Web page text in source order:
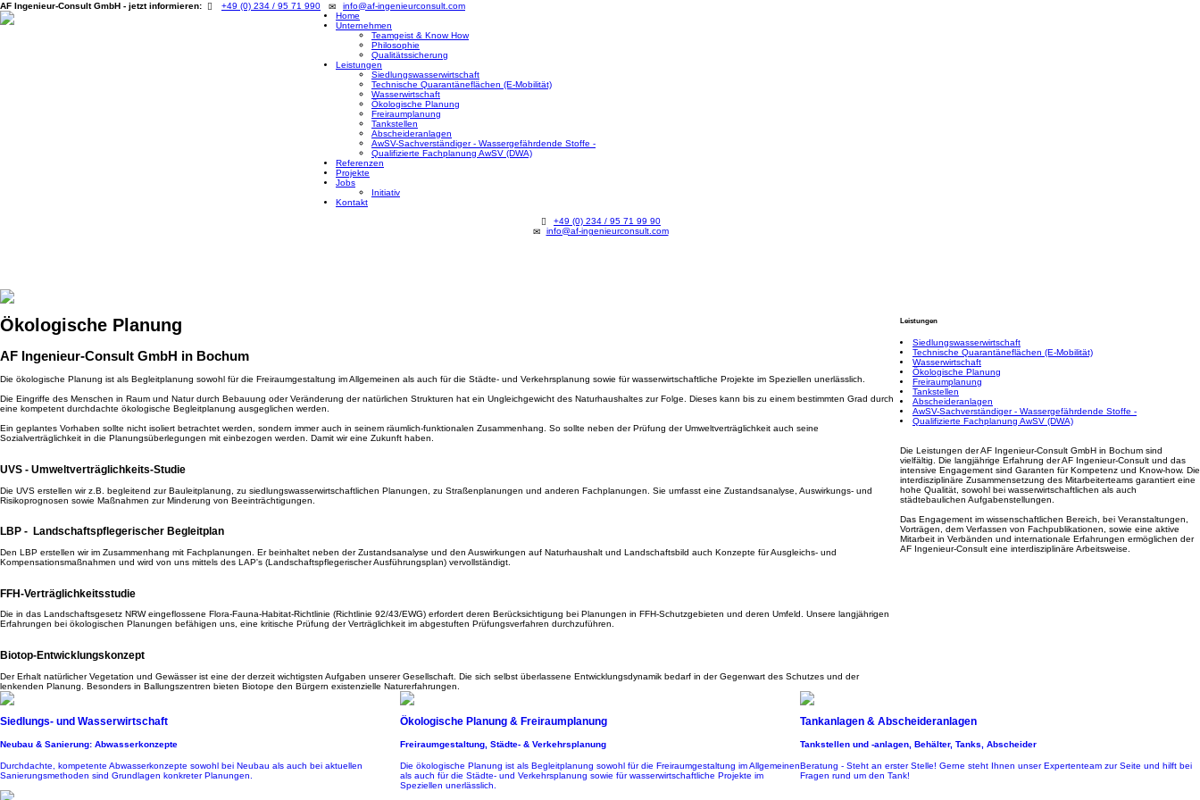
AF Ingenieur-Consult GmbH - jetzt informieren: +49 (0) 234 / 95 71 990
info@af-ingenieurconsult.com
Home
Unternehmen
Teamgeist & Know How
Philosophie
Qualitätssicherung
Leistungen
Siedlungswasserwirtschaft
Technische Quarantäneflächen (E-Mobilität)
Wasserwirtschaft
Ökologische Planung
Freiraumplanung
Tankstellen
Abscheideranlagen
AwSV-Sachverständiger - Wassergefährdende Stoffe -
Qualifizierte Fachplanung AwSV (DWA)
Referenzen
Projekte
Jobs
Initiativ
Kontakt
+49 (0) 234 / 95 71 99 90
info@af-ingenieurconsult.com
Ökologische Planung
AF Ingenieur-Consult GmbH in Bochum
Die ökologische Planung ist als Begleitplanung sowohl für die Freiraumgestaltung im Allgemeinen als auch für die Städte- und Verkehrsplanung sowie für wasserwirtschaftliche Projekte im Speziellen unerlässlich.
Die Eingriffe des Menschen in Raum und Natur durch Bebauung oder Veränderung der natürlichen Strukturen hat ein Ungleichgewicht des Naturhaushaltes zur Folge. Dieses kann bis zu einem bestimmten Grad durch
eine kompetent durchdachte ökologische Begleitplanung ausgeglichen werden.
Ein geplantes Vorhaben sollte nicht isoliert betrachtet werden, sondern immer auch in seinem räumlich-funktionalen Zusammenhang. So sollte neben der Prüfung der Umweltverträglichkeit auch seine
Sozialverträglichkeit in die Planungsüberlegungen mit einbezogen werden. Damit wir eine Zukunft haben.
UVS - Umweltverträglichkeits-Studie
Die UVS erstellen wir z.B. begleitend zur Bauleitplanung, zu siedlungswasserwirtschaftlichen Planungen, zu Straßenplanungen und anderen Fachplanungen. Sie umfasst eine Zustandsanalyse, Auswirkungs- und
Risikoprognosen sowie Maßnahmen zur Minderung von Beeinträchtigungen.
LBP - ­ Landschaftspflegerischer Begleitplan
Den LBP erstellen wir im Zusammenhang mit Fachplanungen. Er beinhaltet neben der Zustandsanalyse und den Auswirkungen auf Naturhaushalt und Landschaftsbild auch Konzepte für Ausgleichs- und
Kompensationsmaßnahmen und wird von uns mittels des LAP's (Landschaftspflegerischer Ausführungsplan) vervollständigt.
FFH-Verträglichkeitsstudie
Die in das Landschaftsgesetz NRW eingeflossene Flora-Fauna-Habitat-Richtlinie (Richtlinie 92/43/EWG) erfordert deren Berücksichtigung bei Planungen in FFH-Schutzgebieten und deren Umfeld. Unsere langjährigen
Erfahrungen bei ökologischen Planungen befähigen uns, eine kritische Prüfung der Verträglichkeit im abgestuften Prüfungsverfahren durchzuführen.
Biotop-Entwicklungskonzept
Der Erhalt natürlicher Vegetation und Gewässer ist eine der derzeit wichtigsten Aufgaben unserer Gesellschaft. Die sich selbst überlassene Entwicklungsdynamik bedarf in der Gegenwart des Schutzes und der
lenkenden Planung. Besonders in Ballungszentren bieten Biotope den Bürgern existenzielle Naturerfahrungen.
Leistungen
Siedlungswasserwirtschaft
Technische Quarantäneflächen (E-Mobilität)
Wasserwirtschaft
Ökologische Planung
Freiraumplanung
Tankstellen
Abscheideranlagen
AwSV-Sachverständiger - Wassergefährdende Stoffe -
Qualifizierte Fachplanung AwSV (DWA)
Die Leistungen der AF Ingenieur-Consult GmbH in Bochum sind
vielfältig. Die langjährige Erfahrung der AF Ingenieur-Consult und das
intensive Engagement sind Garanten für Kompetenz und Know-how. Die
interdisziplinäre Zusammensetzung des Mitarbeiterteams garantiert eine
hohe Qualität, sowohl bei wasserwirtschaftlichen als auch
städtebaulichen Aufgabenstellungen.
Das Engagement im wissenschaftlichen Bereich, bei Veranstaltungen,
Vorträgen, dem Verfassen von Fachpublikationen, sowie eine aktive
Mitarbeit in Verbänden und internationale Erfahrungen ermöglichen der
AF Ingenieur-Consult eine interdisziplinäre Arbeitsweise.
Siedlungs- und Wasserwirtschaft
Neubau & Sanierung: Abwasserkonzepte
Durchdachte, kompetente Abwasserkonzepte sowohl bei Neubau als auch bei aktuellen
Sanierungsmethoden sind Grundlagen konkreter Planungen.
Ökologische Planung & Freiraumplanung
Freiraumgestaltung, Städte- & Verkehrsplanung
Die ökologische Planung ist als Begleitplanung sowohl für die Freiraumgestaltung im Allgemeinen
als auch für die Städte- und Verkehrsplanung sowie für wasserwirtschaftliche Projekte im
Speziellen unerlässlich.
Tankanlagen & Abscheideranlagen
Tankstellen und -anlagen, Behälter, Tanks, Abscheider
Beratung - Steht an erster Stelle! Gerne steht Ihnen unser Expertenteam zur Seite und hilft bei
Fragen rund um den Tank!